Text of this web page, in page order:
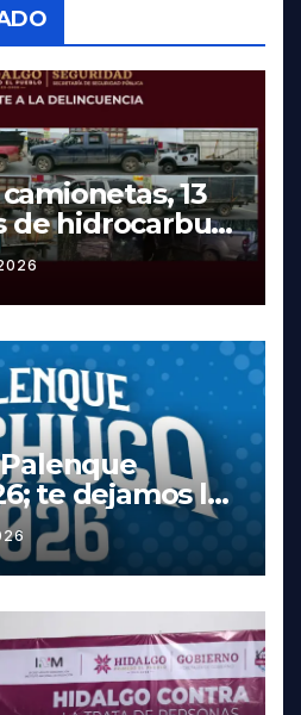
13
de hidrocarburo
robados en
te dejamos la
las